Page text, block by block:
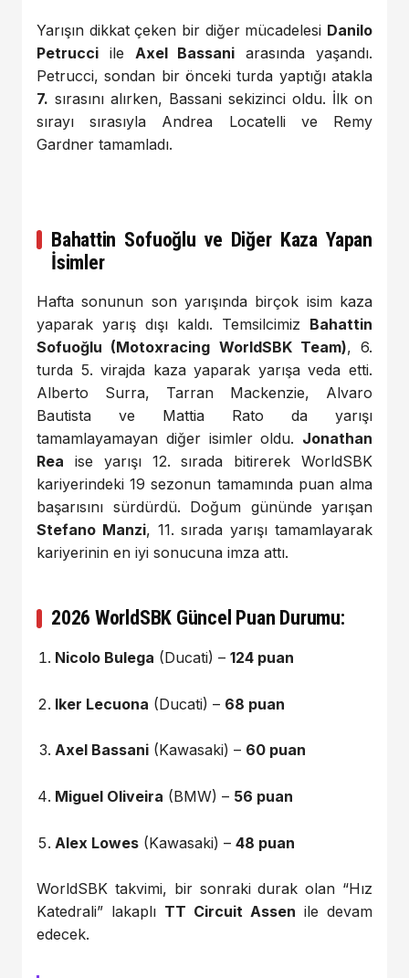
Yarışın dikkat çeken bir diğer mücadelesi Danilo
Petrucci ile Axel Bassani arasında yaşandı.
Petrucci, sondan bir önceki turda yaptığı atakla
7. sırasını alırken, Bassani sekizinci oldu. İlk on
sırayı sırasıyla Andrea Locatelli ve Remy
Gardner tamamladı.
Bahattin Sofuoğlu ve Diğer Kaza Yapan
İsimler
Hafta sonunun son yarışında birçok isim kaza
yaparak yarış dışı kaldı. Temsilcimiz Bahattin
Sofuoğlu (Motoxracing WorldSBK Team), 6.
turda 5. virajda kaza yaparak yarışa veda etti.
Alberto Surra, Tarran Mackenzie, Alvaro
Bautista ve Mattia Rato da yarışı
tamamlayamayan diğer isimler oldu. Jonathan
Rea ise yarışı 12. sırada bitirerek WorldSBK
kariyerindeki 19 sezonun tamamında puan alma
başarısını sürdürdü. Doğum gününde yarışan
Stefano Manzi, 11. sırada yarışı tamamlayarak
kariyerinin en iyi sonucuna imza attı.
2026 WorldSBK Güncel Puan Durumu:
Nicolo Bulega (Ducati) – 124 puan
Iker Lecuona (Ducati) – 68 puan
Axel Bassani (Kawasaki) – 60 puan
Miguel Oliveira (BMW) – 56 puan
Alex Lowes (Kawasaki) – 48 puan
WorldSBK takvimi, bir sonraki durak olan “Hız
Katedrali” lakaplı TT Circuit Assen ile devam
edecek.